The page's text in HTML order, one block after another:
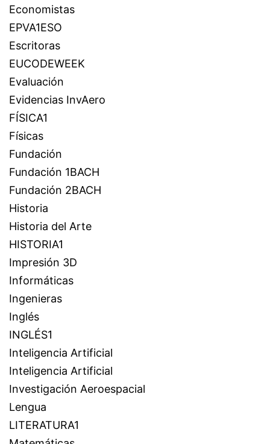
Economistas
EPVA1ESO
Escritoras
EUCODEWEEK
Evaluación
Evidencias InvAero
FÍSICA1
Físicas
Fundación
Fundación 1BACH
Fundación 2BACH
Historia
Historia del Arte
HISTORIA1
Impresión 3D
Informáticas
Ingenieras
Inglés
INGLÉS1
Inteligencia Artificial
Inteligencia Artificial
Investigación Aeroespacial
Lengua
LITERATURA1